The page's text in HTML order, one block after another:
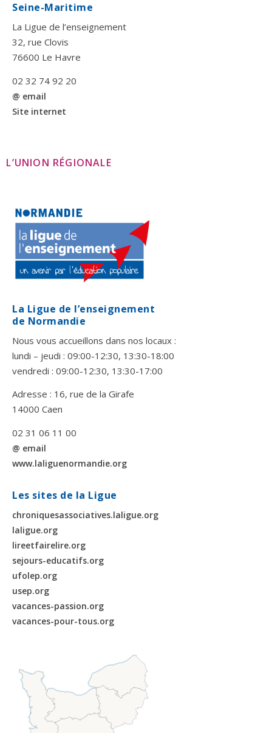
Seine-Maritime
La Ligue de l’enseignement
32, rue Clovis
76600 Le Havre
02 32 74 92 20
@ email
Site internet
L’UNION RÉGIONALE
La Ligue de l’enseignement
de Normandie
Nous vous accueillons dans nos locaux :
lundi – jeudi : 09:00-12:30, 13:30-18:00
vendredi : 09:00-12:30, 13:30-17:00
Adresse : 16, rue de la Girafe
14000 Caen
02 31 06 11 00
@ email
www.laliguenormandie.org
Les sites de la Ligue
chroniquesassociatives.laligue.org
laligue.org
lireetfairelire.org
sejours-educatifs.org
ufolep.org
usep.org
vacances-passion.org
vacances-pour-tous.org